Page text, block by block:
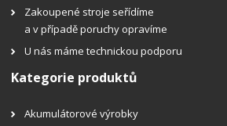
Zakoupené stroje seřídíme
a v případě poruchy opravíme
U nás máme technickou podporu
Kategorie produktů
Akumulátorové výrobky